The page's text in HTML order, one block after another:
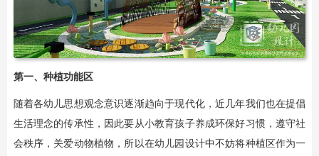
第一、种植功能区
随着各幼儿思想观念意识逐渐趋向于现代化，近几年我们也在提倡
生活理念的传承性，因此要从小教育孩子养成环保好习惯，遵守社
会秩序，关爱动物植物，所以在幼儿园设计中不妨将种植区作为一